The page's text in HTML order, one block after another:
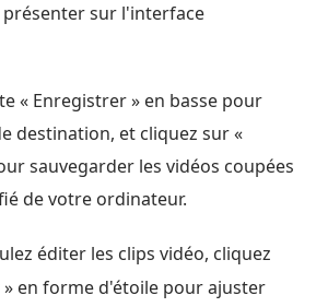
présenter sur l'interface
« Enregistrer » en basse pour
destination, et cliquez sur «
sauvegarder les vidéos coupées
de votre ordinateur.
éditer les clips vidéo, cliquez
en forme d'étoile pour ajuster